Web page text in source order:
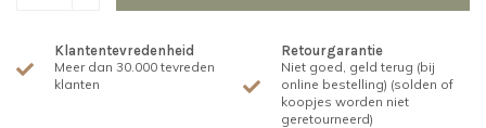
Klantentevredenheid
Meer dan 30.000 tevreden
klanten
Retourgarantie
Niet goed, geld terug (bij
online bestelling) (solden of
koopjes worden niet
geretourneerd)